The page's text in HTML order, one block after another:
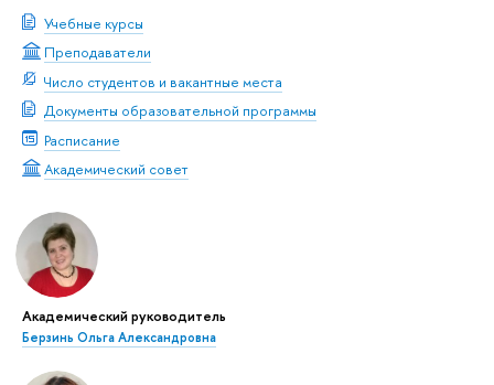
Учебные курсы
Преподаватели
Число студентов и вакантные места
Документы образовательной программы
Расписание
Академический совет
Академический руководитель
Берзинь Ольга Александровна